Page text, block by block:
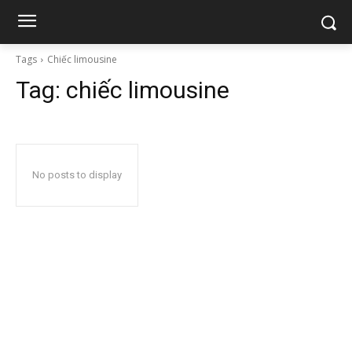
Tags Chiếc limousine
Tag: chiếc limousine
No posts to display